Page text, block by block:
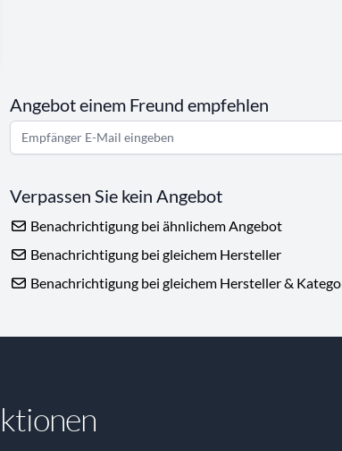
Angebot einem Freund empfehlen
Verpassen Sie kein Angebot
Benachrichtigung bei ähnlichem Angebot
Benachrichtigung bei gleichem Hersteller
Benachrichtigung bei gleichem Hersteller &